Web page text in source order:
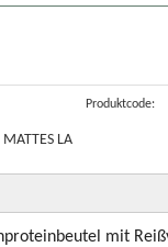
Produktcode:
LA
mit